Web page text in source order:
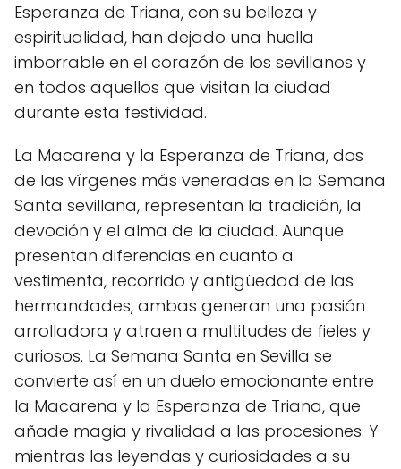
Esperanza de Triana, con su belleza y
espiritualidad, han dejado una huella
imborrable en el corazón de los sevillanos y
en todos aquellos que visitan la ciudad
durante esta festividad.
La Macarena y la Esperanza de Triana, dos
de las vírgenes más veneradas en la Semana
Santa sevillana, representan la tradición, la
devoción y el alma de la ciudad. Aunque
presentan diferencias en cuanto a
vestimenta, recorrido y antigüedad de las
hermandades, ambas generan una pasión
arrolladora y atraen a multitudes de fieles y
curiosos. La Semana Santa en Sevilla se
convierte así en un duelo emocionante entre
la Macarena y la Esperanza de Triana, que
añade magia y rivalidad a las procesiones. Y
mientras las leyendas y curiosidades a su